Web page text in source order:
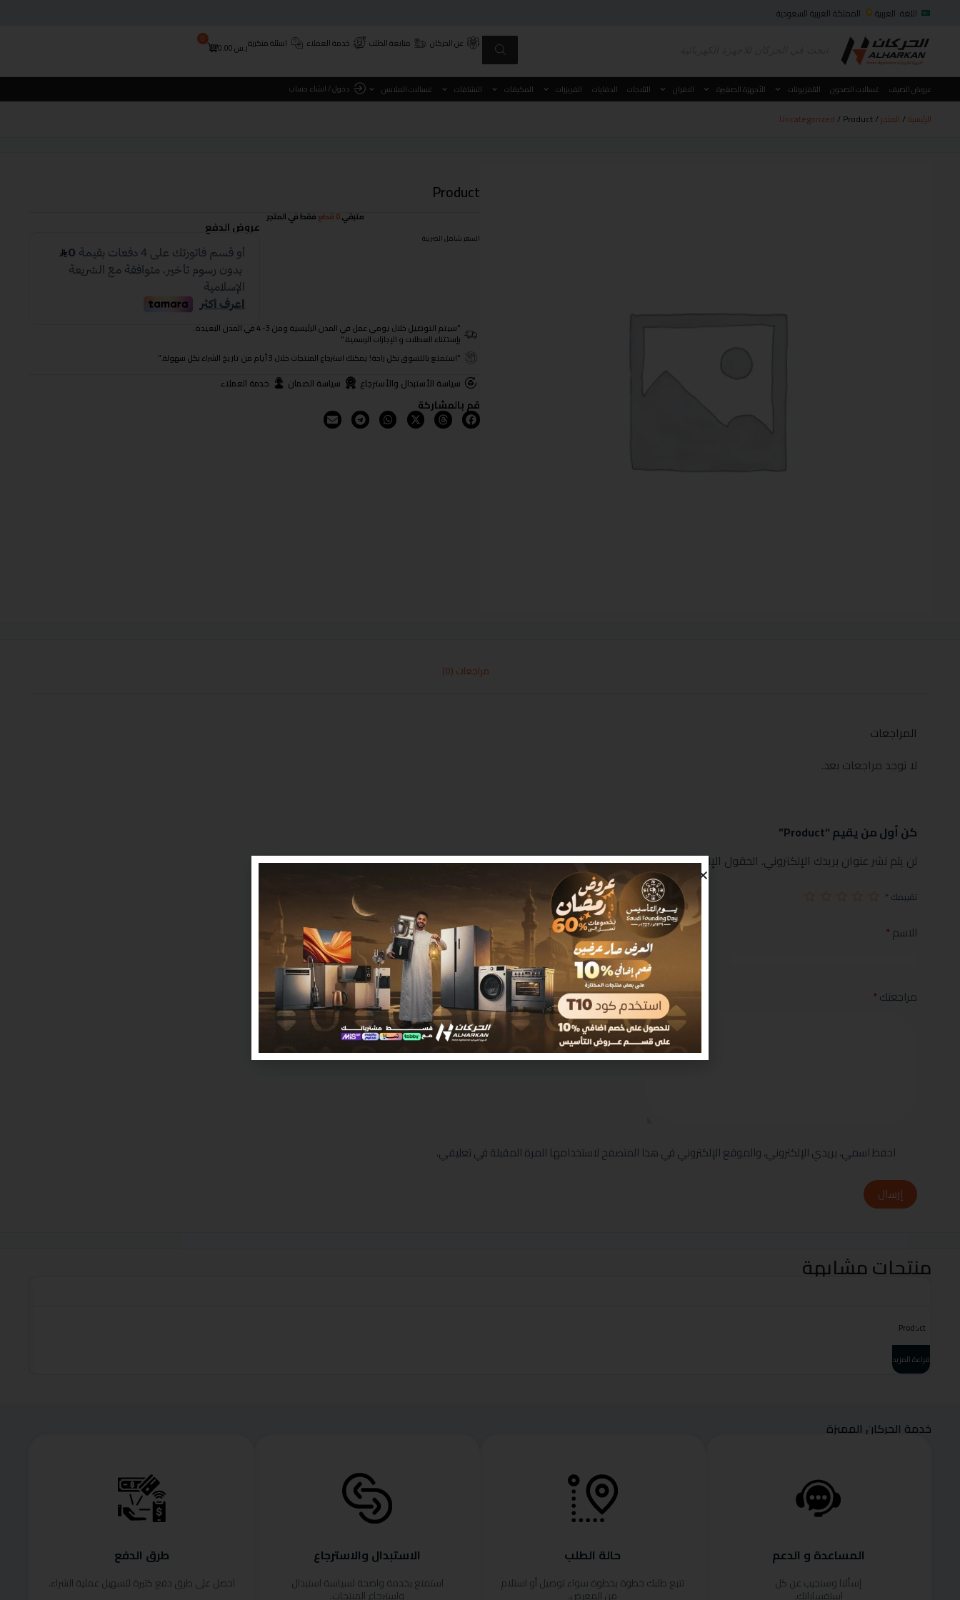
اللغة: العربية المملكة العربية السعودية
عن الحركان متابعة الطلب خدمة العملاء اسئلة متكررةر.س0.00
0
عروض الصيف غسالات الصحون التلفزيونات الأجهزة الصغيرة الافران الثلاجات الدفايات الفريزرات المكيفات النشافات غسالات الملابس دخول / انشاء حساب
الرئيسية/ المتجر /
Uncategorized / Product
Product
السعر شامل الضريبة
متبقي0 قطع فقط في المتجر
عروض الدفع
"سيتم التوصيل خلال يومي عمل في المدن الرئيسية ومن 3- 4 في المدن البعيدة.
بإستثناء العطلات و الإجازات الرسمية."
"استمتع بالتسوق بكل راحة! يمكنك استرجاع المنتجات خلال 3 أيام من تاريخ الشراء بكل سهولة."
سياسة الأستبدال والأسترجاع سياسة الضمان خدمة العملاء
قم بالمشاركة
مراجعات (0)
المراجعات
لا توجد مراجعات بعد.
كن أول من يقيم “Product”
لن يتم نشر عنوان بريدك الإلكتروني. الحقول الإلزامية مشار إليها بـ*
تقييمك *
الاسم* البريد الإلكتروني*
مراجعتك*
احفظ اسمي، بريدي الإلكتروني، والموقع الإلكتروني في هذا المتصفح لاستخدامها المرة المقبلة في تعليقي.
إرسال
منتجات مشابهة
Product
قراءة المزيد
خدمة الحركان المميزة
المساعدة و الدعم
إسألنا وسنجيب عن كل
استفساراتك.
حالة الطلب
تتبع طلبك خطوة بخطوة سواء توصيل أو استلام
من المعرض.
الاستبدال والاسترجاع
استمتع بخدمة واضحة لسياسة استبدال
واسترجاع المنتجات.
طرق الدفع
احصل على طرق دفع كثيرة لتسهيل عملية الشراء.